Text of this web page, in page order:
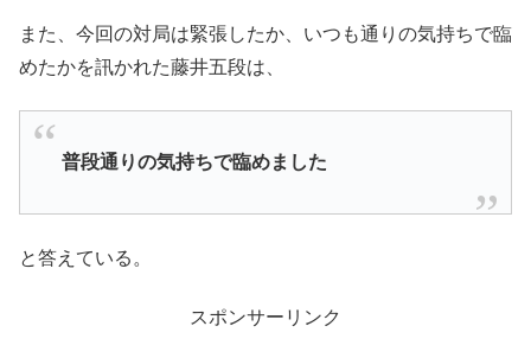
また、今回の対局は緊張したか、いつも通りの気持ちで臨
めたかを訊かれた藤井五段は、
普段通りの気持ちで臨めました
と答えている。
スポンサーリンク